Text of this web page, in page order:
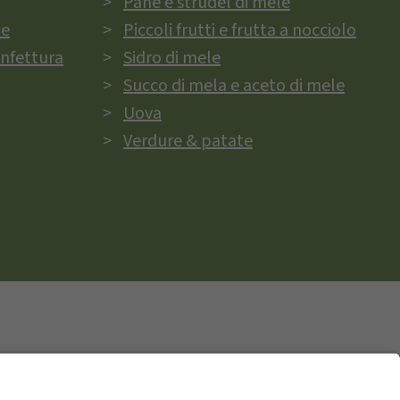
Piccoli frutti e frutta a nocciolo
Sidro di mele
Succo di mela e aceto di mele
Uova
Verdure & patate